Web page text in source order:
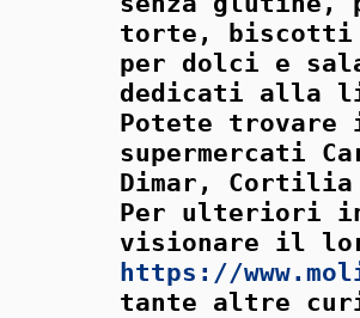
torte,
per dolci e
dedicati alla
Potete
supermercati
Dimar,
Per ulteriori
visionare il
https://
tante altre